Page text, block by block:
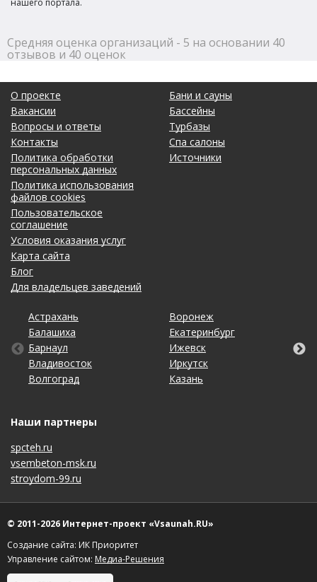
нашего портала.
Средняя оценка организаций - 5 на основании 40
отзывов и 40 оценок
О проекте
Вакансии
Вопросы и ответы
Контакты
Политика обработки
персональных данных
Политика использования
файлов cookies
Пользовательское
соглашение
Условия оказания услуг
Карта сайта
Блог
Для владельцев заведений
Бани и сауны
Бассейны
Турбазы
Спа салоны
Источники
Астрахань
Балашиха
Барнаул
Владивосток
Волгоград
Воронеж
Екатеринбург
Ижевск
Иркутск
Казань
Калининград
Кемерово
Киров
Краснодар
Красноярск
Липецк
Махачкала
Набережные Челны
Нижний Новгород
Новосибирск
Омск
Оренбург
Пенза
Пермь
Ростов-на-Дону
Рязань
Самара
Санкт-Петербург
Саратов
Ставрополь
Тольятти
Томск
Тула
Тюмень
Ульяновск
Уфа
Хабаровск
Чебоксары
Челябинск
Ярославль
Наши партнеры
spcteh.ru
vsembeton-msk.ru
stroydom-99.ru
© 2011-2026 Интернет-проект «Vsaunah.RU»
Создание сайта: ИК Приоритет
Управление сайтом: Медиа-Решения